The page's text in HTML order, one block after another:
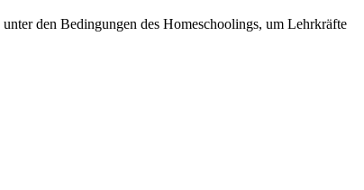
den Bedingungen des Homeschoolings, um Lehrkräfte